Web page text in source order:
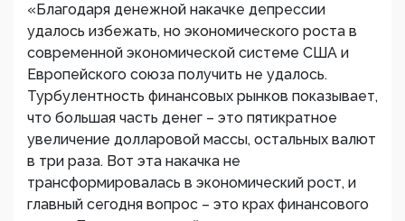
«Благодаря денежной накачке депрессии
удалось избежать, но экономического роста в
современной экономической системе США и
Европейского союза получить не удалось.
Турбулентность финансовых рынков показывает,
что большая часть денег – это пятикратное
увеличение долларовой массы, остальных валют
в три раза. Вот эта накачка не
трансформировалась в экономический рост, и
главный сегодня вопрос – это крах финансового